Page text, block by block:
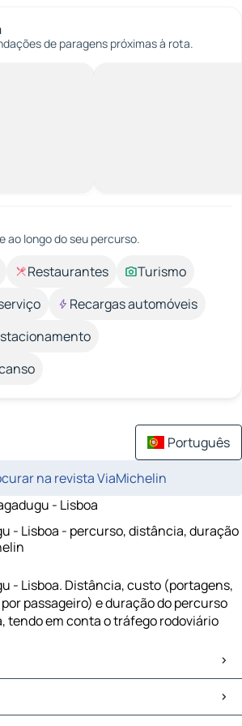
de paragens próximas à rota.
ao longo do seu percurso.
Restaurantes
Turismo
Recargas automóveis
Português
na revista ViaMichelin
- Lisboa
- Lisboa - percurso, distância, duração
- Lisboa. Distância, custo (portagens,
passageiro) e duração do percurso
tendo em conta o tráfego rodoviário